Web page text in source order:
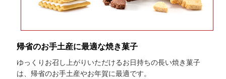
帰省のお手土産に最適な焼き菓子
ゆっくりお召し上がりいただけるお日持ちの長い焼き菓子
は、帰省のお手土産やお年賀に最適です。